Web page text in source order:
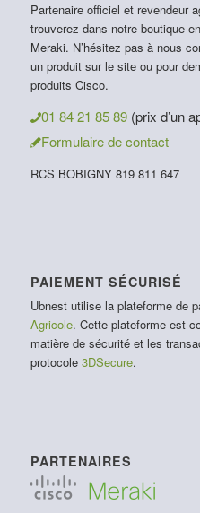
Partenaire officiel et revendeur
trouverez dans notre boutique
Meraki. N’hésitez pas à nous
un produit sur le site ou pour
produits Cisco.
01 84 21 85 89 (prix d’un
Formulaire de contact
RCS BOBIGNY 819 811 647
PAIEMENT SÉCURISÉ
Ubnest utilise la plateforme de
Agricole. Cette plateforme est
matière de sécurité et les
protocole 3DSecure.
PARTENAIRES